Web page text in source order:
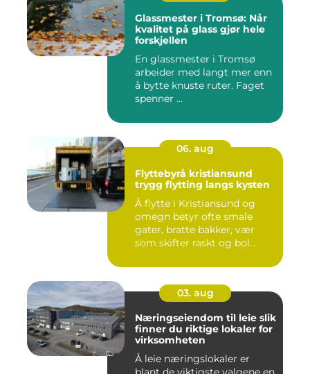
Glassmester i Tromsø: Når
kvalitet på glass gjør hele
forskjellen
En glassmester i Tromsø
arbeider med langt mer enn
å bytte knuste ruter. Faget
spenner ...
06. aug
Flyttebyrå kristiansund
trygg flytting langs kysten
Å flytte i Kristiansund og
omegn betyr ofte smale
gater, bratte bakker, vær
som skifter raskt og bol...
03. aug
Næringseiendom til leie slik
finner du riktige lokaler for
virksomheten
Å leie næringslokaler er